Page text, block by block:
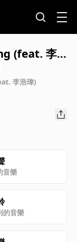
(feat. 李
李浩瑋)
音樂
的音樂